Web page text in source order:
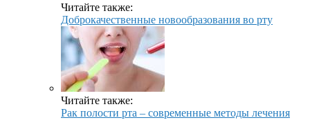
Читайте также:
Доброкачественные новообразования во рту
Читайте также:
Рак полости рта – современные методы лечения